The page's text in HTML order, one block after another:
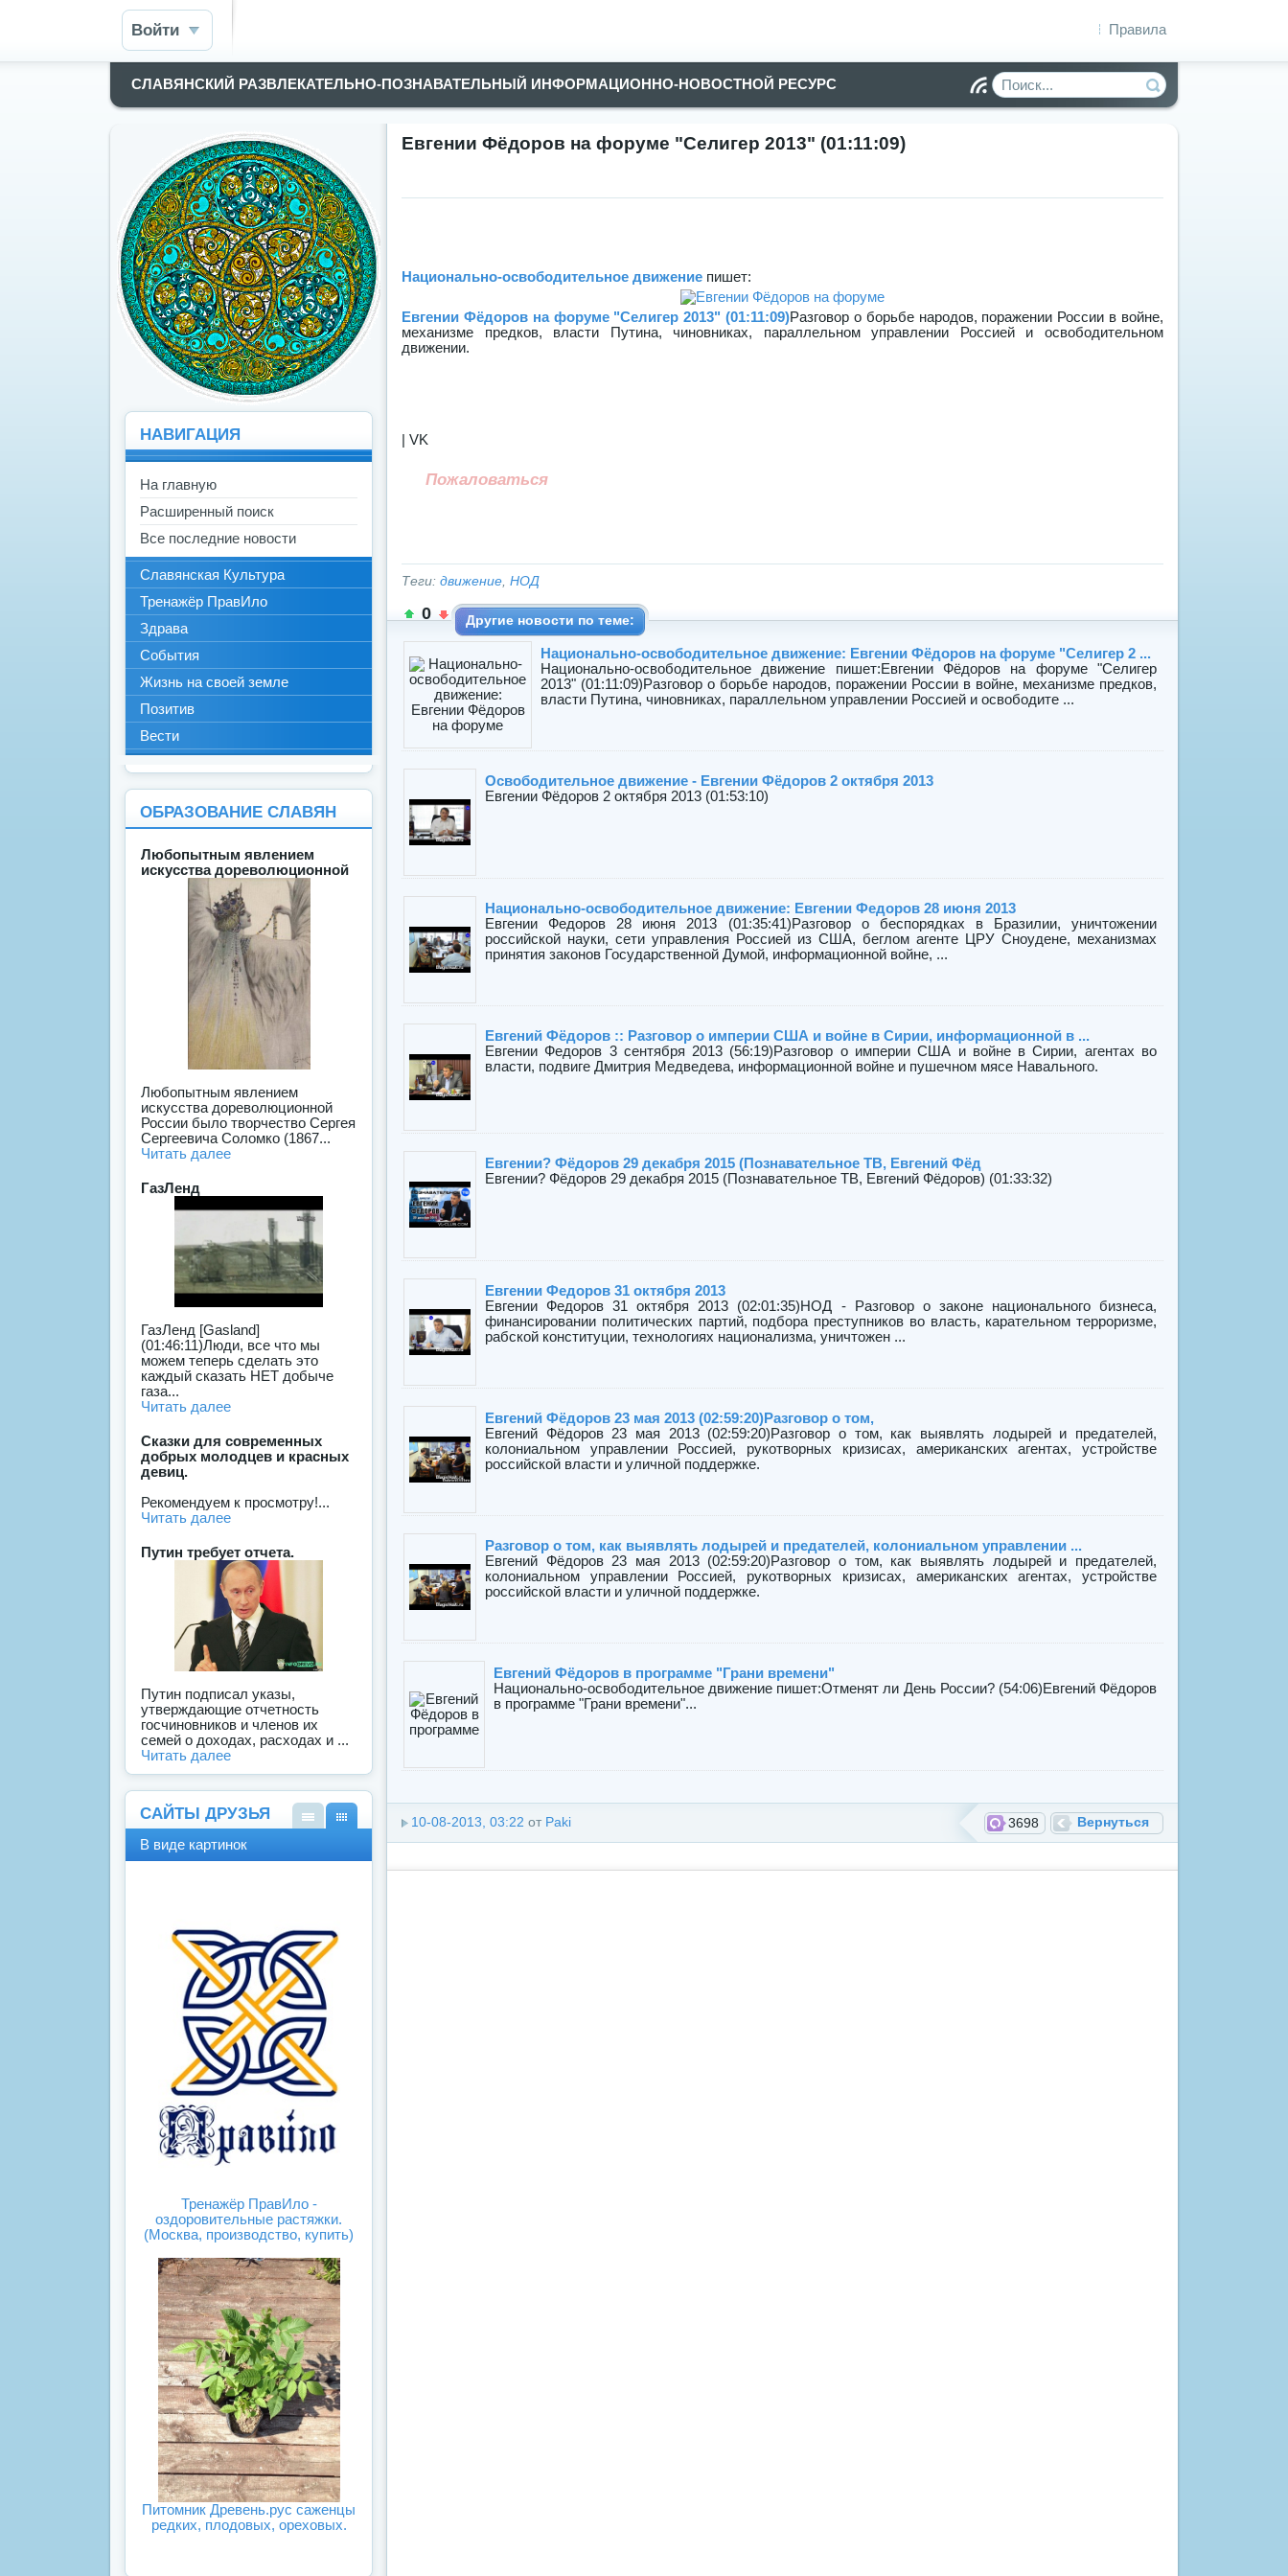
Правила
Войти
СЛАВЯНСКИЙ РАЗВЛЕКАТЕЛЬНО-ПОЗНАВАТЕЛЬНЫЙ ИНФОРМАЦИОННО-НОВОСТНОЙ РЕСУРС
Евгении Фёдоров на форуме "Селигер 2013" (01:11:09)
Национально-освободительное движение пишет:
Евгении Фёдоров на форуме "Селигер 2013" (01:11:09)Разговор о борьбе народов, поражении России в войне,
механизме предков, власти Путина, чиновниках, параллельном управлении Россией и освободительном
движении.
| VK
Пожаловаться
Теги: движение, НОД
0 Другие новости по теме:
Национально-освободительное движение: Евгении Фёдоров на форуме "Селигер 2 ...
Национально-освободительное движение пишет:Евгении Фёдоров на форуме "Селигер
2013" (01:11:09)Разговор о борьбе народов, поражении России в войне, механизме предков,
власти Путина, чиновниках, параллельном управлении Россией и освободите ...
Освободительное движение - Евгении Фёдоров 2 октября 2013
Евгении Фёдоров 2 октября 2013 (01:53:10)
Национально-освободительное движение: Евгении Федоров 28 июня 2013
Евгении Федоров 28 июня 2013 (01:35:41)Разговор о беспорядках в Бразилии, уничтожении
российской науки, сети управления Россией из США, беглом агенте ЦРУ Сноудене, механизмах
принятия законов Государственной Думой, информационной войне, ...
Евгений Фёдоров :: Разговор о империи США и войне в Сирии, информационной в ...
Евгении Федоров 3 сентября 2013 (56:19)Разговор о империи США и войне в Сирии, агентах во
власти, подвиге Дмитрия Медведева, информационной войне и пушечном мясе Навального.
Евгении? Фёдоров 29 декабря 2015 (Познавательное ТВ, Евгений Фёд
Евгении? Фёдоров 29 декабря 2015 (Познавательное ТВ, Евгений Фёдоров) (01:33:32)
Евгении Федоров 31 октября 2013
Евгении Федоров 31 октября 2013 (02:01:35)НОД - Разговор о законе национального бизнеса,
финансировании политических партий, подбора преступников во власть, карательном терроризме,
рабской конституции, технологиях национализма, уничтожен ...
Евгений Фёдоров 23 мая 2013 (02:59:20)Разговор о том,
Евгений Фёдоров 23 мая 2013 (02:59:20)Разговор о том, как выявлять лодырей и предателей,
колониальном управлении Россией, рукотворных кризисах, американских агентах, устройстве
российской власти и уличной поддержке.
Разговор о том, как выявлять лодырей и предателей, колониальном управлении ...
Евгений Фёдоров 23 мая 2013 (02:59:20)Разговор о том, как выявлять лодырей и предателей,
колониальном управлении Россией, рукотворных кризисах, американских агентах, устройстве
российской власти и уличной поддержке.
Евгений Фёдоров в программе "Грани времени"
Национально-освободительное движение пишет:Отменят ли День России? (54:06)Евгений Фёдоров
в программе "Грани времени"...
Вернуться
3698
10-08-2013, 03:22 от Paki
НАВИГАЦИЯ
На главную
Расширенный поиск
Все последние новости
Славянская Культура
Тренажёр ПравИло
Здрава
События
Жизнь на своей земле
Позитив
Вести
ОБРАЗОВАНИЕ СЛАВЯН
Любопытным явлением
искусства дореволюционной
Любопытным явлением
искусства дореволюционной
России было творчество Сергея
Сергеевича Соломко (1867...
Читать далее
ГазЛенд
ГазЛенд [Gasland]
(01:46:11)Люди, все что мы
можем теперь сделать это
каждый сказать НЕТ добыче
газа...
Читать далее
Сказки для современных
добрых молодцев и красных
девиц.
Рекомендуем к просмотру!...
Читать далее
Путин требует отчета.
Путин подписал указы,
утверждающие отчетность
госчиновников и членов их
семей о доходах, расходах и ...
Читать далее
САЙТЫ ДРУЗЬЯ
В виде картинок
Тренажёр ПравИло -
оздоровительные растяжки.
(Москва, производство, купить)
Питомник Древень.рус саженцы
редких, плодовых, ореховых.